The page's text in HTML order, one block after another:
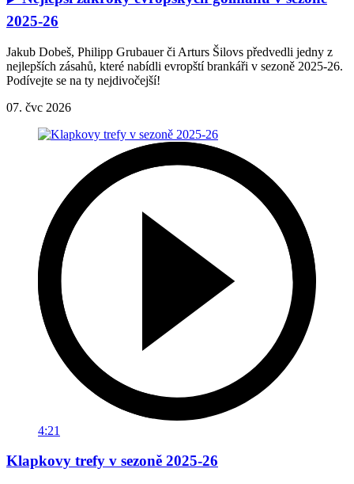
2025-26
Jakub Dobeš, Philipp Grubauer či Arturs Šilovs předvedli jedny z
nejlepších zásahů, které nabídli evropští brankáři v sezoně 2025-26.
Podívejte se na ty nejdivočejší!
07. čvc 2026
4:21
Klapkovy trefy v sezoně 2025-26